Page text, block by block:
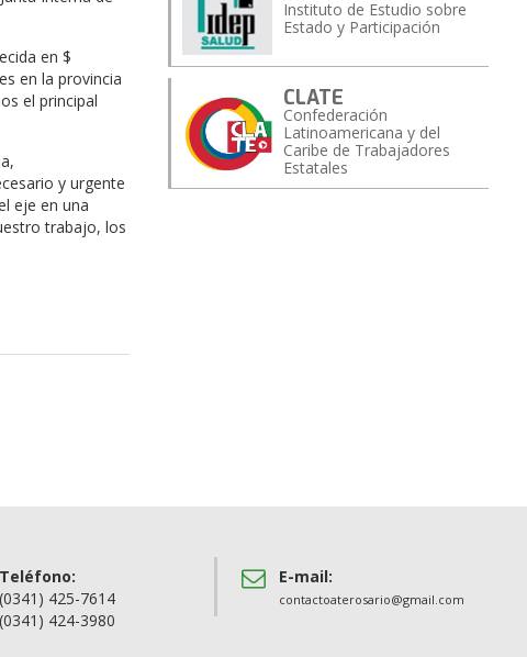
en $
en la provincia
el principal
y urgente
eje en una
trabajo, los
Instituto de Estudio sobre
Estado y Participación
CLATE
Confederación
Latinoamericana y del
Caribe de Trabajadores
Estatales
Teléfono:
(0341) 425-7614
(0341) 424-3980
E-mail:
contactoaterosario@gmail.com